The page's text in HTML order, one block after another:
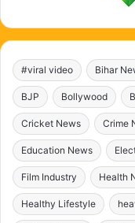
#viral video Bihar
BJP Bollywood
Cricket News Crime
Education News
Film Industry Health
Healthy Lifestyle